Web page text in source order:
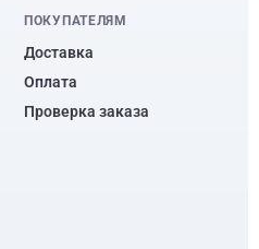
ПОКУПАТЕЛЯМ
Доставка
Оплата
Проверка заказа